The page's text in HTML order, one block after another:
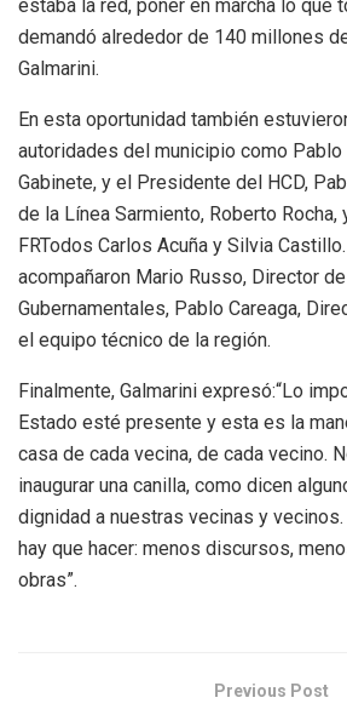
estaba la red, poner en marcha lo que
demandó alrededor de 140 millones
Galmarini.
En esta oportunidad también
autoridades del municipio como
Gabinete, y el Presidente del HCD,
de la Línea Sarmiento, Roberto
FRTodos Carlos Acuña y Silvia
acompañaron Mario Russo, Director
Gubernamentales, Pablo Careaga,
el equipo técnico de la región.
Finalmente, Galmarini expresó:“Lo
Estado esté presente y esta es la
casa de cada vecina, de cada vecino.
inaugurar una canilla, como dicen
dignidad a nuestras vecinas y
hay que hacer: menos discursos,
obras”.
Previous Post